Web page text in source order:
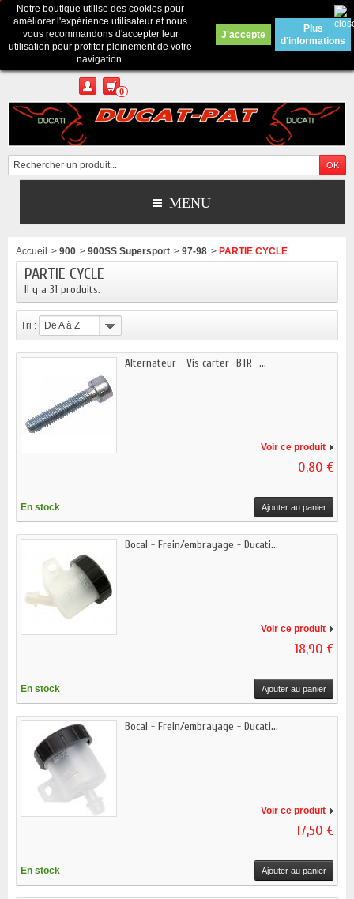
Contactez-nous
Appelez-nous au :Pour tous renseignements : merci d'envoyer un mail
depuis le formulaire de contact ou sur ducatpat25@gmail.com
0
MENU
Notre boutique utilise des cookies pour
améliorer l'expérience utilisateur et nous
vous recommandons d'accepter leur
utilisation pour profiter pleinement de votre
navigation.
J'accepte
Plus
d'informations
Accueil > 900 > 900SS Supersport > 97-98 > PARTIE CYCLE
PARTIE CYCLE
Il y a 31 produits.
Tri : De A à Z
Alternateur - Vis carter -BTR -...
Voir ce produit
0,80 €
En stock Ajouter au panier
Bocal - Frein/embrayage - Ducati...
Voir ce produit
18,90 €
En stock Ajouter au panier
Bocal - Frein/embrayage - Ducati...
Voir ce produit
17,50 €
En stock Ajouter au panier